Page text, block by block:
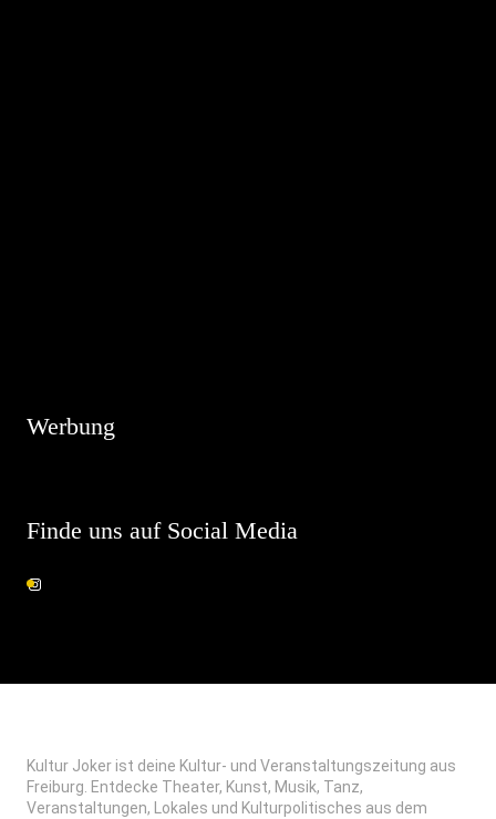
Werbung
Finde uns auf Social Media
Kultur Joker ist deine Kultur- und Veranstaltungszeitung aus
Freiburg. Entdecke Theater, Kunst, Musik, Tanz,
Veranstaltungen, Lokales und Kulturpolitisches aus dem